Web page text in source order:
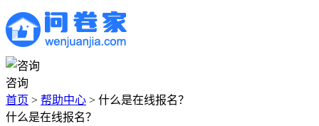
咨询
首页 > 帮助中心 > 什么是在线报名？
什么是在线报名？